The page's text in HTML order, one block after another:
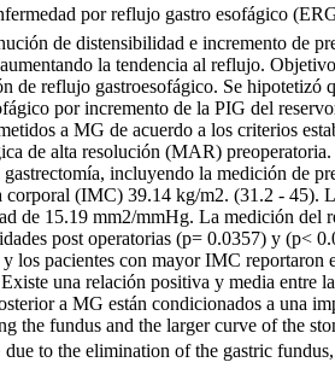
por reflujo gastro esofágico
de distensibilidad e incremento de
la tendencia al reflujo.
reflujo gastroesofágico. Se hipotetizó
por incremento de la PIG del
a MG de acuerdo a los criterios
de alta resolución (MAR)
incluyendo la medición de
corporal (IMC) 39.14 kg/m2. (31.2 -
de 15.19 mm2/mmHg. La medición del
post operatorias (p= 0.0357) y (p<
pacientes con mayor IMC reportaron
una relación positiva y media entre
a MG están condicionados a una
fundus and the larger curve of the
to the elimination of the gastric